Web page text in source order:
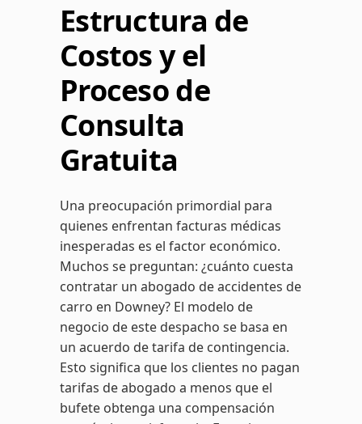
Estructura de
Costos y el
Proceso de
Consulta
Gratuita
Una preocupación primordial para
quienes enfrentan facturas médicas
inesperadas es el factor económico.
Muchos se preguntan: ¿cuánto cuesta
contratar un abogado de accidentes de
carro en Downey? El modelo de
negocio de este despacho se basa en
un acuerdo de tarifa de contingencia.
Esto significa que los clientes no pagan
tarifas de abogado a menos que el
bufete obtenga una compensación